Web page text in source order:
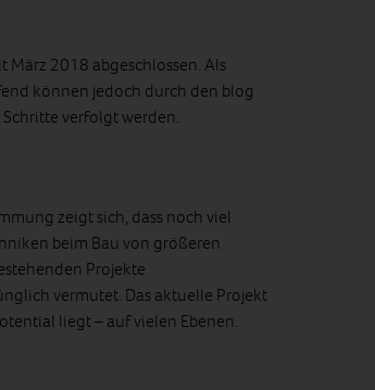
März 2018 abgeschlossen. Als
können jedoch durch den blog
verfolgt werden.
zeigt sich, dass noch viel
beim Bau von größeren
Projekte
vermutet. Das aktuelle Projekt
liegt – auf vielen Ebenen.